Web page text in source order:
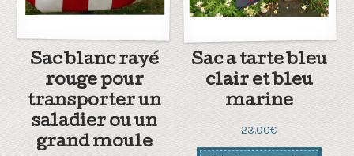
Sac blanc rayé
rouge pour
transporter un
saladier ou un
grand moule
Sac a tarte bleu
clair et bleu
marine
23.00€